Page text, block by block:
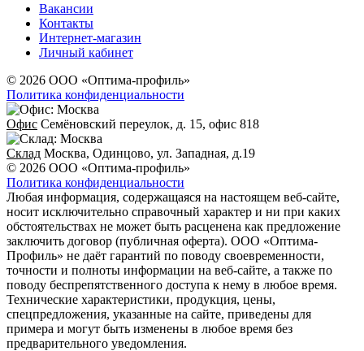
Вакансии
Контакты
Интернет-магазин
Личный кабинет
© 2026 ООО «Оптима-профиль»
Политика конфиденциальности
Офис Семёновский переулок, д. 15, офис 818
Склад Москва, Одинцово, ул. Западная, д.19
© 2026 ООО «Оптима-профиль»
Политика конфиденциальности
Любая информация, содержащаяся на настоящем веб-сайте,
носит исключительно справочный характер и ни при каких
обстоятельствах не может быть расценена как предложение
заключить договор (публичная оферта). ООО «Оптима-
Профиль» не даёт гарантий по поводу своевременности,
точности и полноты информации на веб-сайте, а также по
поводу беспрепятственного доступа к нему в любое время.
Технические характеристики, продукция, цены,
спецпредложения, указанные на сайте, приведены для
примера и могут быть изменены в любое время без
предварительного уведомления.